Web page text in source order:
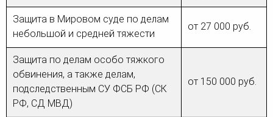
Защита в Мировом суде по делам
небольшой и средней тяжести
от 27 000 руб.
Защита по делам особо тяжкого
обвинения, а также делам,
подследственным СУ ФСБ РФ (СК
РФ, СД МВД)
от 150 000 руб.